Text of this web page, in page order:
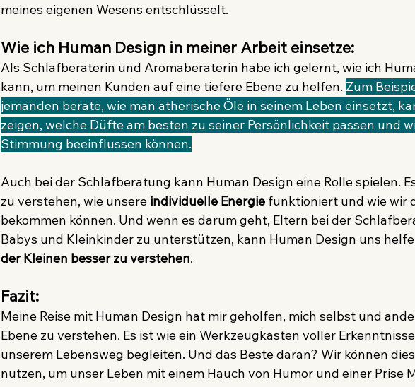
meines eigenen Wesens entschlüsselt.
Wie ich Human Design in meiner Arbeit einsetze:
Als Schlafberaterin und Aromaberaterin habe ich gelernt, wie ich
kann, um meinen Kunden auf eine tiefere Ebene zu helfen. Zum
jemanden berate, wie man ätherische Öle in seinem Leben einsetzt,
zeigen, welche Düfte am besten zu seiner Persönlichkeit passen und
Stimmung beeinflussen können.
Auch bei der Schlafberatung kann Human Design eine Rolle spielen.
zu verstehen, wie unsere individuelle Energie funktioniert und wie wir
bekommen können. Und wenn es darum geht, Eltern bei der
Babys und Kleinkinder zu unterstützen, kann Human Design uns
der Kleinen besser zu verstehen.
Fazit:
Meine Reise mit Human Design hat mir geholfen, mich selbst und
Ebene zu verstehen. Es ist wie ein Werkzeugkasten voller
unserem Lebensweg begleiten. Und das Beste daran? Wir können
nutzen, um unser Leben mit einem Hauch von Humor und einer Prise